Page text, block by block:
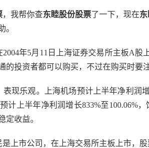
，我帮你查东睦股份股票了一下，现在
。
年5月11日上海证券交易所主板A股
的投资者都可以购买，不过在购买时要
现乐观。上海机场预计上半年净利润
计上半年净利润增长833%至100.06%
定收益。
上市公司，在上海交易所主板上市，